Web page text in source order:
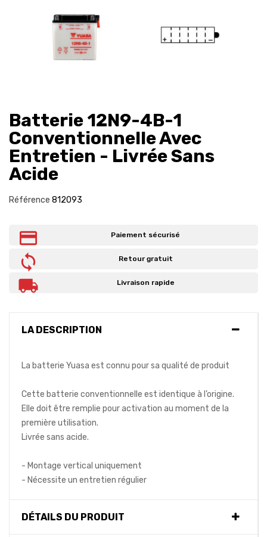
Batterie 12N9-4B-1
Conventionnelle Avec
Entretien - Livrée Sans
Acide
Référence 812093
Paiement sécurisé
Retour gratuit
Livraison rapide
LA DESCRIPTION
La batterie Yuasa est connu pour sa qualité de produit
Cette batterie conventionnelle est identique à l’origine.
Elle doit être remplie pour activation au moment de la
première utilisation.
Livrée sans acide.
- Montage vertical uniquement
- Nécessite un entretien régulier
DÉTAILS DU PRODUIT